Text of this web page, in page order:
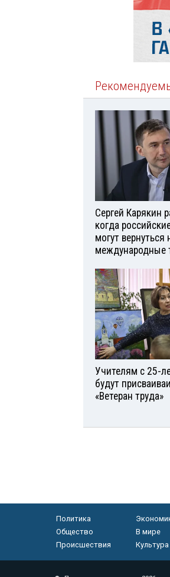
Сергей Карякин
когда
могут вернуться
международные
Учителям с 25-
будут
«Ветеран труда»
Политика
Общество
В мире
Происшествия
Культура